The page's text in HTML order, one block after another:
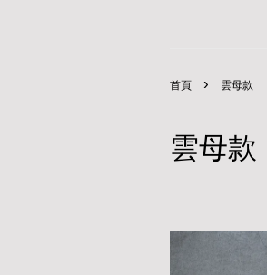
首頁 › 雲母款
雲母款